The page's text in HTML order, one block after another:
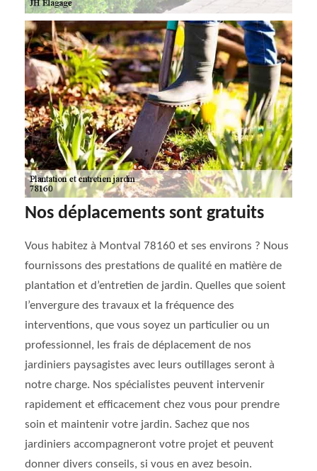
Nos déplacements sont gratuits
Vous habitez à Montval 78160 et ses environs ? Nous
fournissons des prestations de qualité en matière de
plantation et d’entretien de jardin. Quelles que soient
l’envergure des travaux et la fréquence des
interventions, que vous soyez un particulier ou un
professionnel, les frais de déplacement de nos
jardiniers paysagistes avec leurs outillages seront à
notre charge. Nos spécialistes peuvent intervenir
rapidement et efficacement chez vous pour prendre
soin et maintenir votre jardin. Sachez que nos
jardiniers accompagneront votre projet et peuvent
donner divers conseils, si vous en avez besoin.